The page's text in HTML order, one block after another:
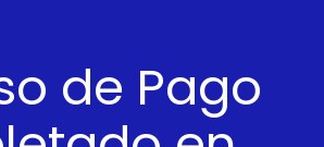
de Pago